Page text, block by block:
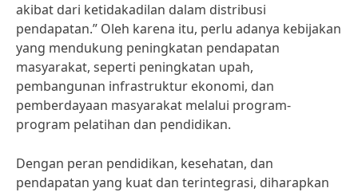
akibat dari ketidakadilan dalam distribusi
pendapatan.” Oleh karena itu, perlu adanya kebijakan
yang mendukung peningkatan pendapatan
masyarakat, seperti peningkatan upah,
pembangunan infrastruktur ekonomi, dan
pemberdayaan masyarakat melalui program-
program pelatihan dan pendidikan.
Dengan peran pendidikan, kesehatan, dan
pendapatan yang kuat dan terintegrasi, diharapkan